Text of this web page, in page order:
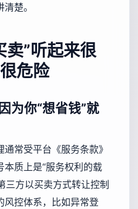
楚。
卖”听起来很
危险
为你“想省钱”就
常受平台《服务条款》
本质上是“服务权利的载
三方以买卖方式转让控制
风控体系，比如异常登